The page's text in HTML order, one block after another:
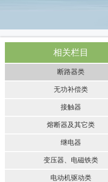
相关栏目
断路器类
无功补偿类
接触器
熔断器及其它类
继电器
变压器、电磁铁类
电动机驱动类